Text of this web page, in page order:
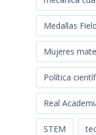
Medallas
Mujeres
Política
Real
STEM